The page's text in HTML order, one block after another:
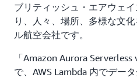
ブリティッシュ・エアウェ
り、人々、場所、多様な文
ル航空会社です。
「Amazon Aurora
で、AWS Lambda 内でデー